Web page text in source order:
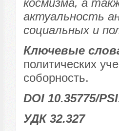
космизма, а
актуальность
социальных и
Ключевые
политических
соборность.
DOI 10.35775/
УДК 32.327